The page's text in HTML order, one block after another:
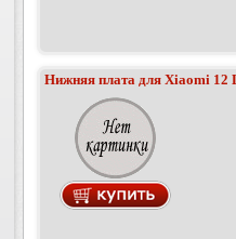
Нижняя плата для Xiaomi 12